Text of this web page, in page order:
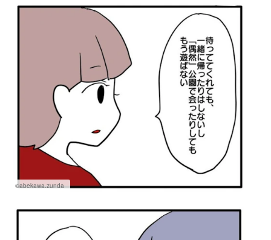
©abekawa.zunda